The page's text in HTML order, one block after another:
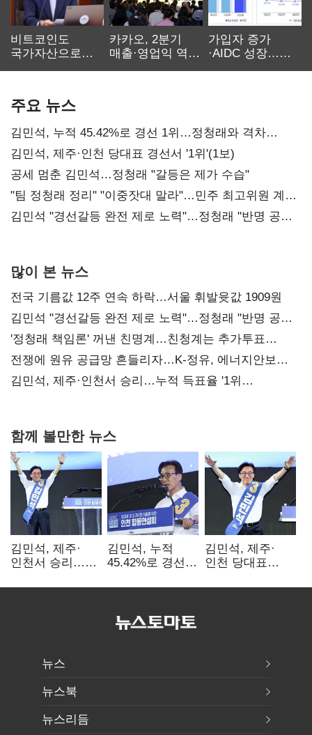
비트코인도
국가자산으로…'
카카오, 2분기
매출·영업익 역대
가입자 증가
·AIDC 성장…
주요 뉴스
김민석, 누적 45.42%로 경선 1위…정청래와 격차
0.86%p(2보)
김민석, 제주·인천 당대표 경선서 '1위'(1보)
공세 멈춘 김민석…정청래 "갈등은 제가 수습"
"팀 정청래 정리" "이중잣대 말라"…민주 최고위원 계파
다툼 격화
김민석 "경선갈등 완전 제로 노력"…정청래 "반명 공세
많이 본 뉴스
전국 기름값 12주 연속 하락…서울 휘발윳값 1909원
김민석 "경선갈등 완전 제로 노력"…정청래 "반명 공세
사과부터"
'정청래 책임론' 꺼낸 친명계…친청계는 추가투표
때리기
전쟁에 원유 공급망 흔들리자…K-정유, 에너지안보
핵심으로 재부상
김민석, 제주·인천서 승리…누적 득표율 '1위
함께 볼만한 뉴스
김민석, 제주·
인천서 승리…
탈환'(종합)
김민석, 누적
45.42%로 경선
격차
김민석, 제주·
인천 당대표
뉴스
뉴스북
뉴스리듬